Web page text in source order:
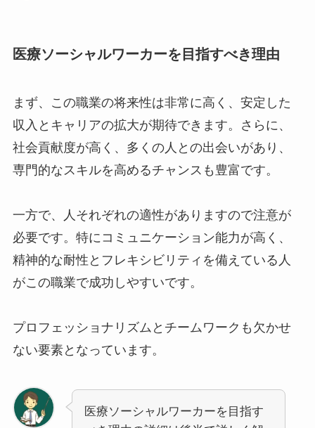
医療ソーシャルワーカーを目指すべき理由
まず、この職業の将来性は非常に高く、安定した
収入とキャリアの拡大が期待できます。さらに、
社会貢献度が高く、多くの人との出会いがあり、
専門的なスキルを高めるチャンスも豊富です。
一方で、人それぞれの適性がありますので注意が
必要です。特にコミュニケーション能力が高く、
精神的な耐性とフレキシビリティを備えている人
がこの職業で成功しやすいです。
プロフェッショナリズムとチームワークも欠かせ
ない要素となっています。
医療ソーシャルワーカーを目指す